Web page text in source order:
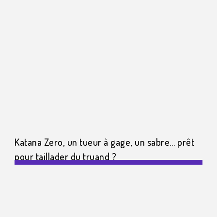
Katana Zero, un tueur à gage, un sabre… prêt
pour taillader du truand ?